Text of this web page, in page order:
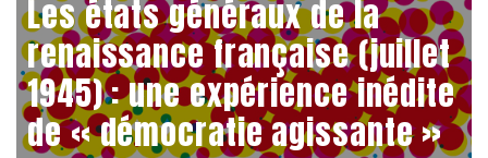
Les états généraux de la
renaissance française (juillet
1945) : une expérience inédite
de « démocratie agissante »